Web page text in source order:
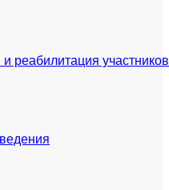
реабилитация участников